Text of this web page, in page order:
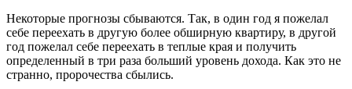
Некоторые прогнозы сбываются. Так, в один год я пожелал
себе переехать в другую более обширную квартиру, в другой
год пожелал себе переехать в теплые края и получить
определенный в три раза больший уровень дохода. Как это не
странно, пророчества сбылись.